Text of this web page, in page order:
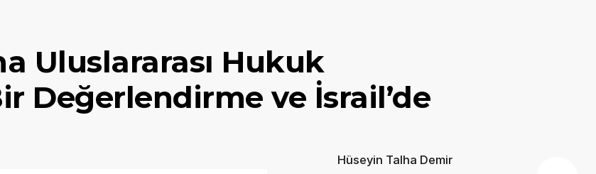
Uluslararası Hukuk
Değerlendirme ve İsrail’de
Hüseyin Talha Demir